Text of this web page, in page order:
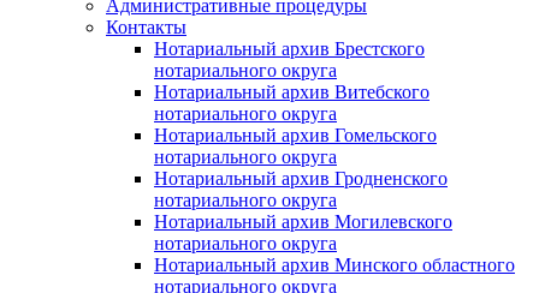
Административные процедуры
Контакты
Нотариальный архив Брестского
нотариального округа
Нотариальный архив Витебского
нотариального округа
Нотариальный архив Гомельского
нотариального округа
Нотариальный архив Гродненского
нотариального округа
Нотариальный архив Могилевского
нотариального округа
Нотариальный архив Минского областного
нотариального округа